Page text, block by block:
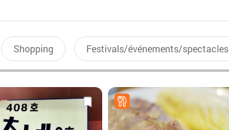
Shopping Festivals/événements/spectacles